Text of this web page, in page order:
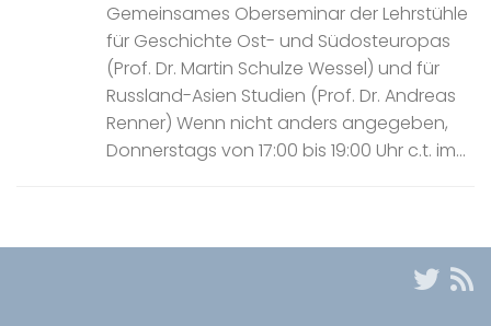
Gemeinsames Oberseminar der Lehrstühle
für Geschichte Ost- und Südosteuropas
(Prof. Dr. Martin Schulze Wessel) und für
Russland-Asien Studien (Prof. Dr. Andreas
Renner) Wenn nicht anders angegeben,
Donnerstags von 17:00 bis 19:00 Uhr c.t. im...